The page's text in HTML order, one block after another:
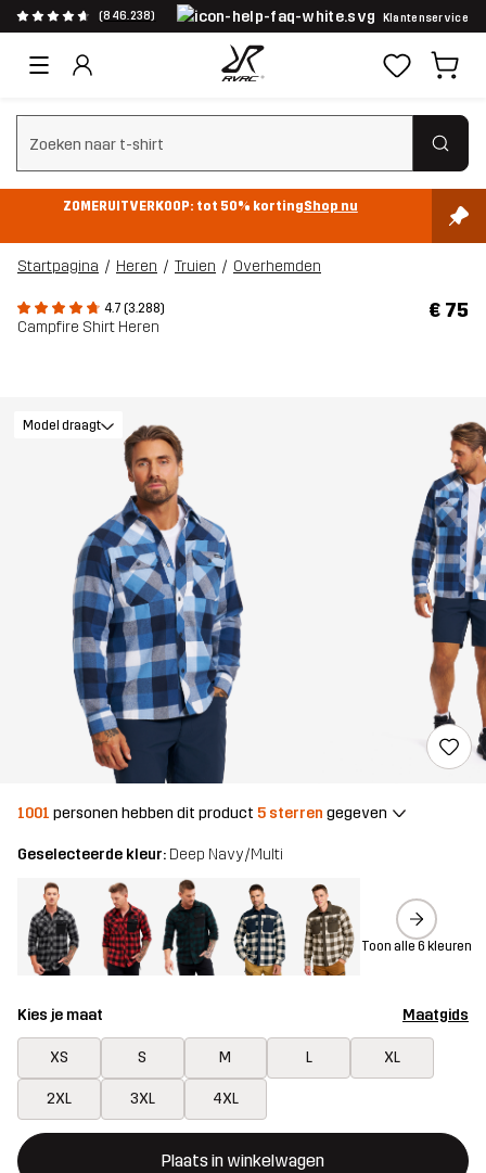
(846.238) Klantenservice
Zoeken wissen
ZOMERUITVERKOOP: tot 50% kortingShop nu
Startpagina Heren Truien Overhemden
4.7 (3.288)
Campfire Shirt Heren
€ 75
Model draagt
1001 personen hebben dit product 5 sterren gegeven
Geselecteerde kleur: Deep Navy/Multi
Toon alle 6 kleuren
Kies je maat Maatgids
XS S M L XL
2XL 3XL 4XL
Plaats in winkelwagen
Deze knop opent een modal met de bevestiging van een
{{size}} niet beschikbaar